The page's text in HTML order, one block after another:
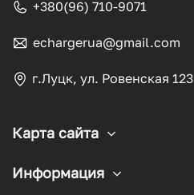
+380(96) 710-9071
echargerua@gmail.com
г.Луцк, ул. Ровенская 123
Карта сайта
Информация